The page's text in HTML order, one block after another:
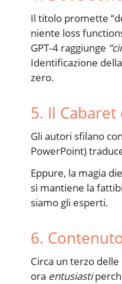
Il titolo promette
niente loss
GPT‑4 raggiunge
Identificazione
zero.
5. Il Cabaret
Gli autori sfilano
PowerPoint)
Eppure, la magia
si mantiene la
siamo gli esperti.
6.
Circa un terzo
ora entusiasti